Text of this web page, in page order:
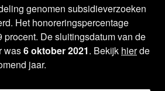
genomen subsidieverzoeken
Het honoreringspercentage
procent. De sluitingsdatum van de
was6 oktober 2021. Bekijk hierde
jaar.